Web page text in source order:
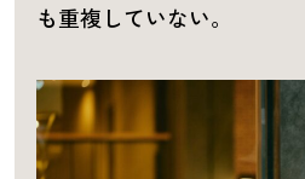
も重複していない。